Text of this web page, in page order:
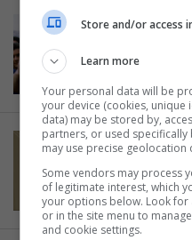
08.10.2019
Ο
Store and/or access
Learn more
Your personal data will be
your device (cookies,
data) may be stored by,
partners, or used
may use precise geolocation
Some vendors may process
of legitimate interest, which
your options below. Look
or in the site menu to
and cookie settings.